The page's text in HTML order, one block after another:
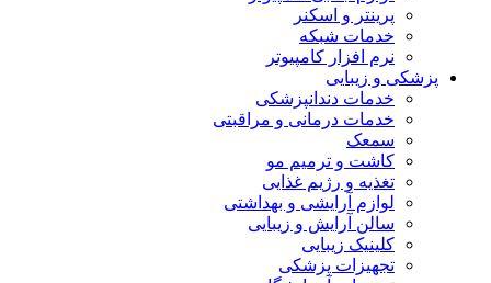
پرینتر و اسکنر
خدمات شبکه
نرم افزار کامپیوتر
پزشکی و زیبایی
خدمات دندانپزشکی
خدمات درمانی و مراقبتی
سمعک
کاشت و ترمیم مو
تغذیه و رژیم غذایی
لوازم آرایشی و بهداشتی
سالن آرایش و زیبایی
کلینیک زیبایی
تجهیزات پزشکی